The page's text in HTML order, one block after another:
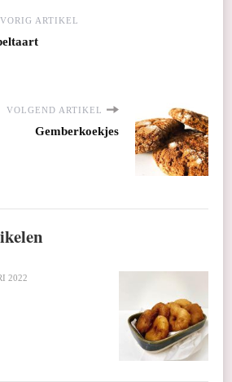
VORIG ARTIKEL
VOLGEND ARTIKEL
Gemberkoekjes
2022